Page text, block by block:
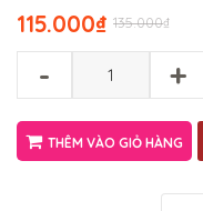
₫
135.000
₫
115.000
- +
THÊM VÀO GIỎ HÀNG